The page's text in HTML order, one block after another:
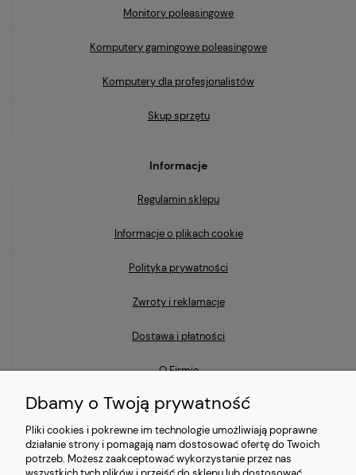
Monitory poleasingowe
Komputery gamingowe poleasingowe
Komputery dla profesjonalistów
Skup sprzętu
Informacje
Regulamin sklepu
Informacje o plikach cookie
Polityka prywatności
Zwroty i reklamacje
Dostawa i płatności
O Firmie
Blog
Ostatnio na blogu
Dbamy o Twoją prywatność
Pliki cookies i pokrewne im technologie umożliwiają poprawne
działanie strony i pomagają nam dostosować ofertę do Twoich
potrzeb. Możesz zaakceptować wykorzystanie przez nas